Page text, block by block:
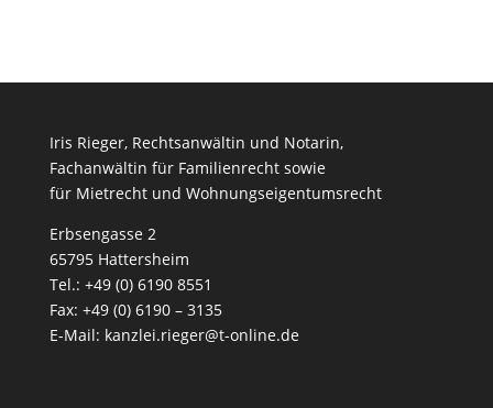
Iris Rieger, Rechtsanwältin und Notarin,
Fachanwältin für Familienrecht sowie
für Mietrecht und Wohnungseigentumsrecht
Erbsengasse 2
65795 Hattersheim
Tel.: +49 (0) 6190 8551
Fax: +49 (0) 6190 – 3135
E-Mail: kanzlei.rieger@t-online.de